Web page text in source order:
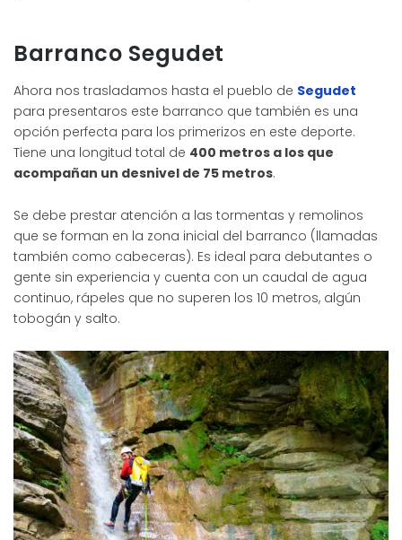
Barranco Segudet
Ahora nos trasladamos hasta el pueblo de Segudet
para presentaros este barranco que también es una
opción perfecta para los primerizos en este deporte.
Tiene una longitud total de 400 metros a los que
acompañan un desnivel de 75 metros.
Se debe prestar atención a las tormentas y remolinos
que se forman en la zona inicial del barranco (llamadas
también como cabeceras). Es ideal para debutantes o
gente sin experiencia y cuenta con un caudal de agua
continuo, rápeles que no superen los 10 metros, algún
tobogán y salto.